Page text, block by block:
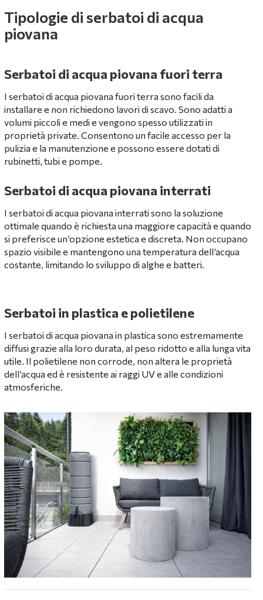
Tipologie di serbatoi di acqua
piovana
Serbatoi di acqua piovana fuori terra
I serbatoi di acqua piovana fuori terra sono facili da
installare e non richiedono lavori di scavo. Sono adatti a
volumi piccoli e medi e vengono spesso utilizzati in
proprietà private. Consentono un facile accesso per la
pulizia e la manutenzione e possono essere dotati di
rubinetti, tubi e pompe.
Serbatoi di acqua piovana interrati
I serbatoi di acqua piovana interrati sono la soluzione
ottimale quando è richiesta una maggiore capacità e quando
si preferisce un’opzione estetica e discreta. Non occupano
spazio visibile e mantengono una temperatura dell’acqua
costante, limitando lo sviluppo di alghe e batteri.
Serbatoi in plastica e polietilene
I serbatoi di acqua piovana in plastica sono estremamente
diffusi grazie alla loro durata, al peso ridotto e alla lunga vita
utile. Il polietilene non corrode, non altera le proprietà
dell’acqua ed è resistente ai raggi UV e alle condizioni
atmosferiche.